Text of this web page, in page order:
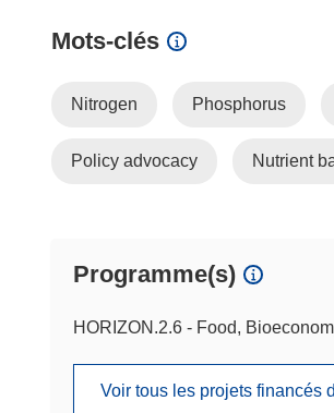
Mots‑clés
Nitrogen Phosphorus
Policy advocacy Nutrient
Programme(s)
HORIZON.2.6 - Food,
Voir tous les projets financés